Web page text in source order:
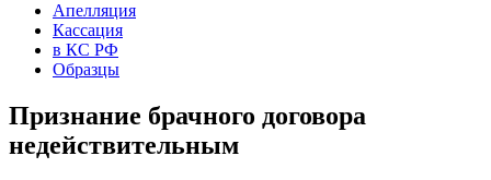
Апелляция
Кассация
в КС РФ
Образцы
Признание брачного договора
недействительным